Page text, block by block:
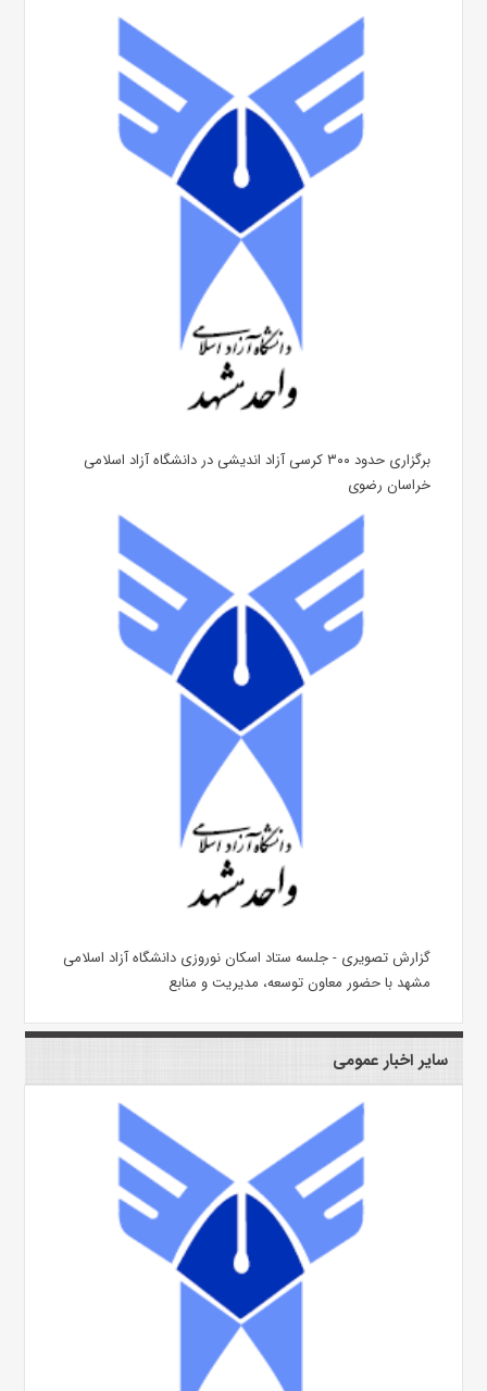
برگزاری حدود ۳۰۰ کرسی آزاد اندیشی در دانشگاه آزاد اسلامی
خراسان رضوی
گزارش تصویری - جلسه ستاد اسکان نوروزی دانشگاه آزاد اسلامی
مشهد با حضور معاون توسعه، مدیریت و منابع
سایر اخبار عمومی